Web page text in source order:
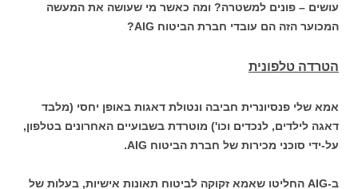
עושים – פונים למשטרה? ומה כאשר מי שעושה את המעשה
המכוער הזה הם עובדי חברת הביטוח AIG?
הטרדה טלפונית
אמא שלי פנסיונרית חביבה ונטולת דאגות באופן יחסי (מלבד
דאגה לילדים, לנכדים וכו') מוטרדת בשבועיים האחרונים בטלפון,
על-ידי סוכני מכירות של חברת הביטוח AIG.
ב-AIG החליטו שאמא זקוקה לביטוח תאונות אישיות, בעלות של